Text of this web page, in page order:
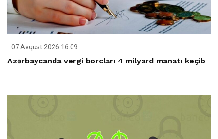
07 Avqust 2026 16:09
Azərbaycanda vergi borcları 4 milyard manatı keçib